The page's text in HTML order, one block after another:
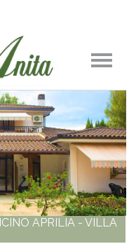
APRILIA - VILLA